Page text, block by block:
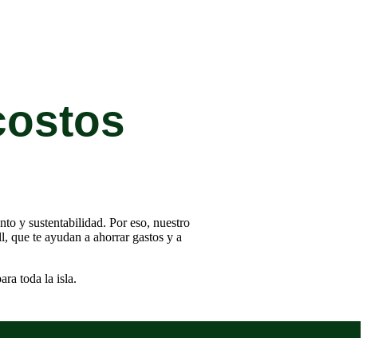
y sustentabilidad. Por eso, nuestro
que te ayudan a ahorrar gastos y a
toda la isla.